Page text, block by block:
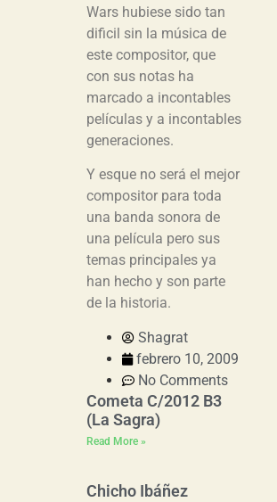
Wars hubiese sido tan
dificil sin la música de
este compositor, que
con sus notas ha
marcado a incontables
películas y a incontables
generaciones.
Y esque no será el mejor
compositor para toda
una banda sonora de
una película pero sus
temas principales ya
han hecho y son parte
de la historia.
Shagrat
febrero 10, 2009
No Comments
Cometa C/2012 B3
(La Sagra)
Read More »
Chicho Ibáñez